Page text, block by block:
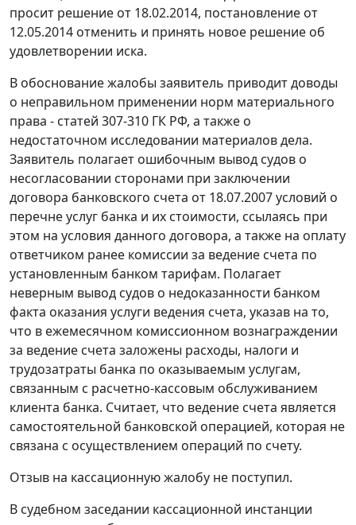
просит решение от 18.02.2014, постановление от
12.05.2014 отменить и принять новое решение об
удовлетворении иска.
В обоснование жалобы заявитель приводит доводы
о неправильном применении норм материального
права - статей 307-310 ГК РФ, а также о
недостаточном исследовании материалов дела.
Заявитель полагает ошибочным вывод судов о
несогласовании сторонами при заключении
договора банковского счета от 18.07.2007 условий о
перечне услуг банка и их стоимости, ссылаясь при
этом на условия данного договора, а также на оплату
ответчиком ранее комиссии за ведение счета по
установленным банком тарифам. Полагает
неверным вывод судов о недоказанности банком
факта оказания услуги ведения счета, указав на то,
что в ежемесячном комиссионном вознаграждении
за ведение счета заложены расходы, налоги и
трудозатраты банка по оказываемым услугам,
связанным с расчетно-кассовым обслуживанием
клиента банка. Считает, что ведение счета является
самостоятельной банковской операцией, которая не
связана с осуществлением операций по счету.
Отзыв на кассационную жалобу не поступил.
В судебном заседании кассационной инстанции